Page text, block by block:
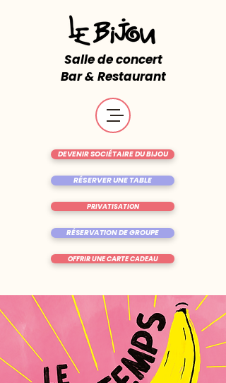
Salle de concert
Bar & Restaurant
RÉSERVER UNE TABLE
OFFRIR UNE CARTE CADEAU
DEVENIR SOCIÉTAIRE DU BIJOU
RÉSERVATION DE GROUPE
PRIVATISATION